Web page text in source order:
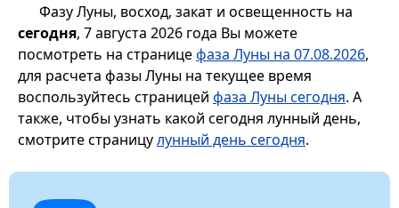
Фазу Луны, восход, закат и освещенность на
сегодня, 7 августа 2026 года Вы можете
посмотреть на страницефаза Луны на 07.08.2026,
для расчета фазы Луны на текущее время
воспользуйтесь страницей фаза Луны сегодня. А
также, чтобы узнать какой сегодня лунный день,
смотрите страницулунный день сегодня.